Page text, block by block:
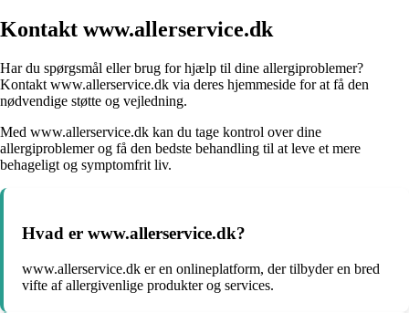
Kontakt www.allerservice.dk
Har du spørgsmål eller brug for hjælp til dine allergiproblemer?
Kontakt www.allerservice.dk via deres hjemmeside for at få den
nødvendige støtte og vejledning.
Med www.allerservice.dk kan du tage kontrol over dine
allergiproblemer og få den bedste behandling til at leve et mere
behageligt og symptomfrit liv.
Hvad er www.allerservice.dk?
www.allerservice.dk er en onlineplatform, der tilbyder en bred
vifte af allergivenlige produkter og services.